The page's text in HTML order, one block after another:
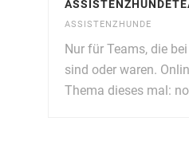
ASSISTENZHUNDE
Nur für Teams, die
sind oder waren.
Thema dieses mal: